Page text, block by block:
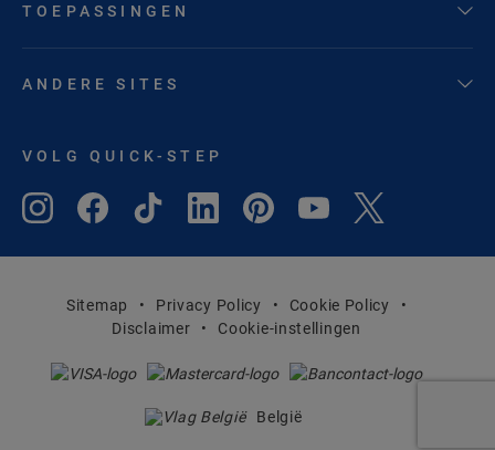
TOEPASSINGEN
ANDERE SITES
VOLG QUICK-STEP
Sitemap Privacy Policy
Cookie Policy
Disclaimer
Cookie-instellingen
België